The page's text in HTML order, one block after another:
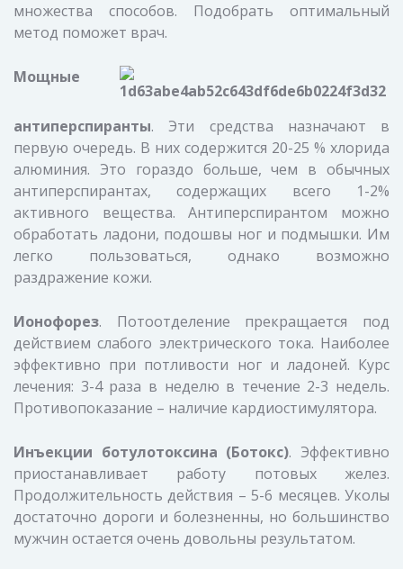
множества способов. Подобрать оптимальный
метод поможет врач.
Мощные
антиперспиранты. Эти средства назначают в
первую очередь. В них содержится 20-25 % хлорида
алюминия. Это гораздо больше, чем в обычных
антиперспирантах, содержащих всего 1-2%
активного вещества. Антиперспирантом можно
обработать ладони, подошвы ног и подмышки. Им
легко пользоваться, однако возможно
раздражение кожи.
Ионофорез. Потоотделение прекращается под
действием слабого электрического тока. Наиболее
эффективно при потливости ног и ладоней. Курс
лечения: 3-4 раза в неделю в течение 2-3 недель.
Противопоказание – наличие кардиостимулятора.
Инъекции ботулотоксина (Ботокс). Эффективно
приостанавливает работу потовых желез.
Продолжительность действия – 5-6 месяцев. Уколы
достаточно дороги и болезненны, но большинство
мужчин остается очень довольны результатом.